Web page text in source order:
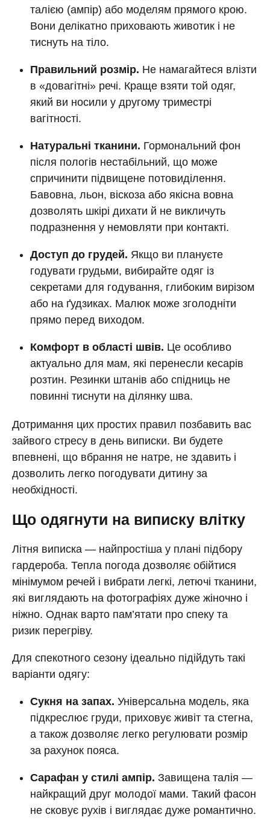
талією (ампір) або моделям прямого крою.
Вони делікатно приховають животик і не
тиснуть на тіло.
Правильний розмір. Не намагайтеся влізти
в «довагітні» речі. Краще взяти той одяг,
який ви носили у другому триместрі
вагітності.
Натуральні тканини. Гормональний фон
після пологів нестабільний, що може
спричинити підвищене потовиділення.
Бавовна, льон, віскоза або якісна вовна
дозволять шкірі дихати й не викличуть
подразнення у немовляти при контакті.
Доступ до грудей. Якщо ви плануєте
годувати грудьми, вибирайте одяг із
секретами для годування, глибоким вирізом
або на ґудзиках. Малюк може зголодніти
прямо перед виходом.
Комфорт в області швів. Це особливо
актуально для мам, які перенесли кесарів
розтин. Резинки штанів або спідниць не
повинні тиснути на ділянку шва.
Дотримання цих простих правил позбавить вас
зайвого стресу в день виписки. Ви будете
впевнені, що вбрання не натре, не здавить і
дозволить легко погодувати дитину за
необхідності.
Що одягнути на виписку влітку
Літня виписка — найпростіша у плані підбору
гардероба. Тепла погода дозволяє обійтися
мінімумом речей і вибрати легкі, летючі тканини,
які виглядають на фотографіях дуже жіночно і
ніжно. Однак варто пам’ятати про спеку та
ризик перегріву.
Для спекотного сезону ідеально підійдуть такі
варіанти одягу:
Сукня на запах. Універсальна модель, яка
підкреслює груди, приховує живіт та стегна,
а також дозволяє легко регулювати розмір
за рахунок пояса.
Сарафан у стилі ампір. Завищена талія —
найкращий друг молодої мами. Такий фасон
не сковує рухів і виглядає дуже романтично.